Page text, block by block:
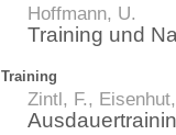
Hoffmann, U.
Training und
Training
Zintl, F.,